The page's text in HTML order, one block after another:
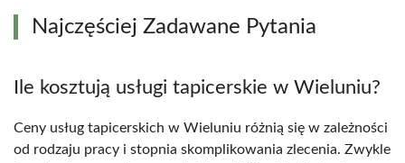
Najczęściej Zadawane Pytania
Ile kosztują usługi tapicerskie w Wieluniu?
Ceny usług tapicerskich w Wieluniu różnią się w zależności
od rodzaju pracy i stopnia skomplikowania zlecenia. Zwykle